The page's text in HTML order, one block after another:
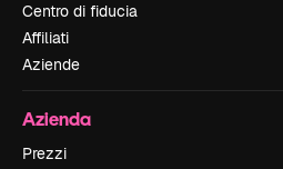
Centro di fiducia
Affiliati
Aziende
Azienda
Prezzi